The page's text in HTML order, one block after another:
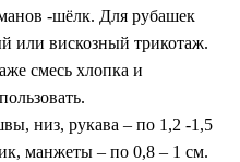
-шёлк. Для рубашек
или вискозный трикотаж.
смесь хлопка и
низ, рукава – по 1,2 -1,5
манжеты – по 0,8 – 1 см.